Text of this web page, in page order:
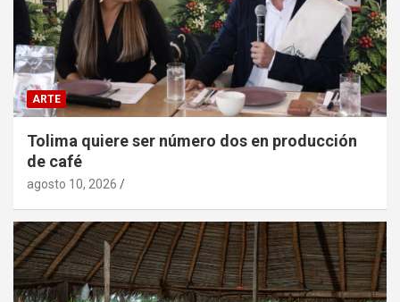
ARTE
Tolima quiere ser número dos en producción
de café
agosto 10, 2026